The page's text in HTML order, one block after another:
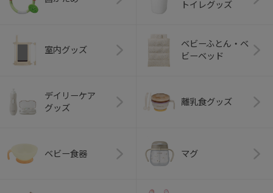
トイレグッズ
室内グッズ
ベビーふとん・ベ
ビーベッド
デイリーケア
グッズ
離乳食グッズ
ベビー食器 マグ